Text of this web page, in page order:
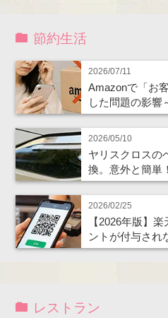
節約生活
2026/07/11
Amazonで「お
した問題の影響
2026/05/10
ヤリスクロスの
換。意外と簡単！
2026/02/25
【2026年版】
ントが付与され
レストラン